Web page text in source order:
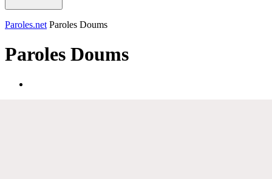
Paroles.net Paroles Doums
Paroles Doums